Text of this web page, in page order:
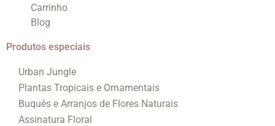
Carrinho
Blog
Produtos especiais
Urban Jungle
Plantas Tropicais e Ornamentais
Buquês e Arranjos de Flores Naturais
Assinatura Floral